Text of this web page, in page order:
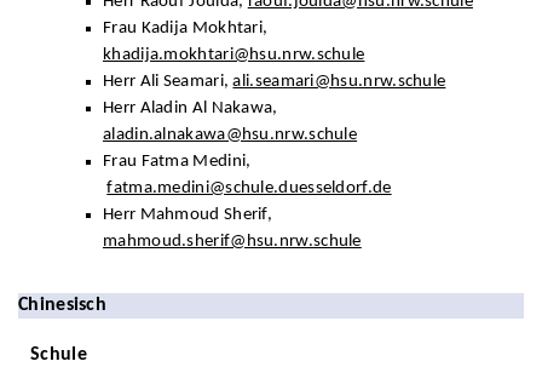
Frau Kadija Mokhtari,
khadija.mokhtari@hsu.nrw.schule
Herr Ali Seamari,ali.seamari@hsu.nrw.schule
Herr Aladin Al Nakawa,
aladin.alnakawa@hsu.nrw.schule
Frau Fatma Medini,
fatma.medini@schule.duesseldorf.de
Herr Mahmoud Sherif,
mahmoud.sherif@hsu.nrw.schule
Chinesisch
Schule